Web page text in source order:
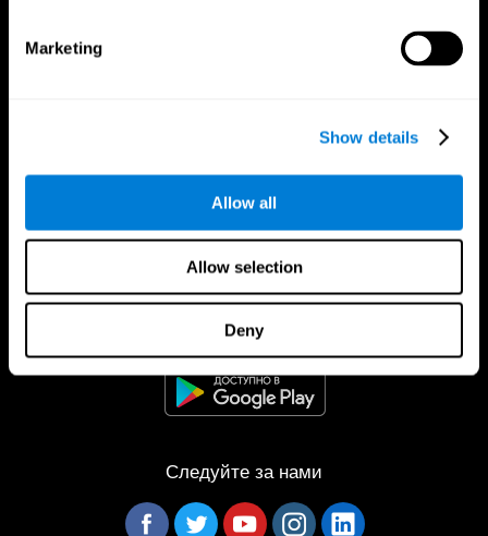
Marketing
Show details
Allow all
Allow selection
Deny
Следуйте за нами